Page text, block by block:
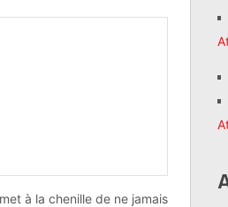
à la chenille de ne jamais